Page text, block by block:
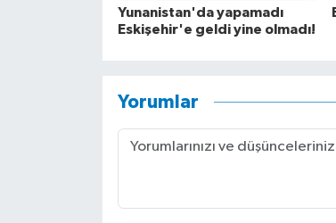
Yunanistan'da yapamadı
Eskişehir'e geldi yine olmadı!
Yorumlar